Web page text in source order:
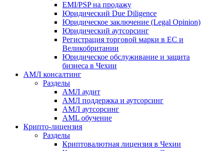
EMI/PSP на продажу
Юридический Due Diligence
Юридическое заключение (Legal Opinion)
Юридический аутсорсинг
Регистрация торговой марки в ЕС и
Великобритании
Юридическое обслуживание и защита
бизнеса в Чехии
АМЛ консалтинг
Разделы
АМЛ аудит
АМЛ поддержка и аутсорсинг
АМЛ аутсорсинг
AML обучение
Крипто-лицензия
Разделы
Криптовалютная лицензия в Чехии